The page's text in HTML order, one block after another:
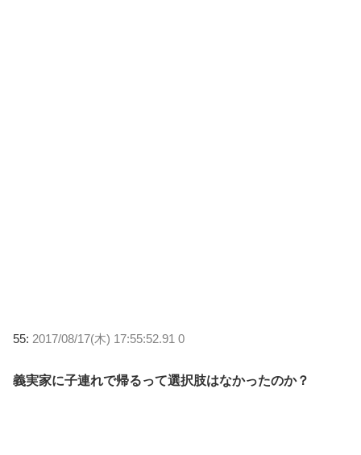
55: 2017/08/17(木) 17:55:52.91 0
義実家に子連れで帰るって選択肢はなかったのか？